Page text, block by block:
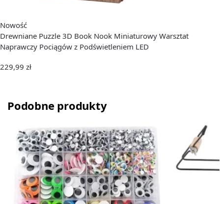
Nowość
Drewniane Puzzle 3D Book Nook Miniaturowy Warsztat
Naprawczy Pociągów z Podświetleniem LED
229,99 zł
Podobne produkty